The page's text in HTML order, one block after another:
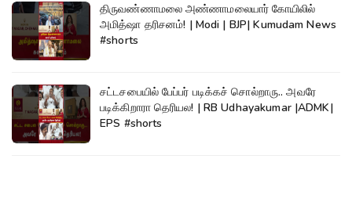
திருவண்ணாமலை அண்ணாமலையார் கோயிலில்
அமித்ஷா தரிசனம்! | Modi | BJP| Kumudam News
#shorts
சட்டசபையில் பேப்பர் படிக்கச் சொல்றாரு.. அவரே
படிக்கிறாரா தெரியல! | RB Udhayakumar |ADMK|
EPS #shorts